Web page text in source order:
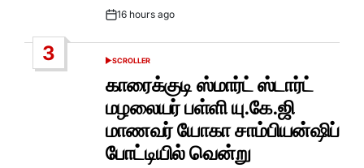
Post16 hours ago
3
POSTED
SCROLLER
காரைக்குடி ஸ்மார்ட் ஸ்டார்ட்
மழலையர் பள்ளி யு.கே.ஜி
மாணவர் யோகா சாம்பியன்ஷிப்
போட்டியில் வென்று